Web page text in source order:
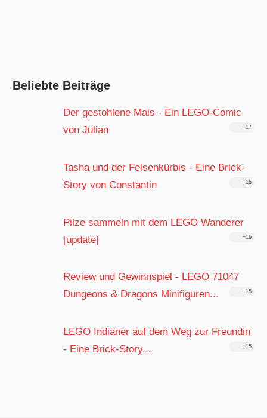
Beliebte Beiträge
Der gestohlene Mais - Ein LEGO-Comic
von Julian
+17
Tasha und der Felsenkürbis - Eine Brick-
Story von Constantin
+16
Pilze sammeln mit dem LEGO Wanderer
[update]
+16
Review und Gewinnspiel - LEGO 71047
Dungeons & Dragons Minifiguren...
+15
LEGO Indianer auf dem Weg zur Freundin
- Eine Brick-Story...
+15